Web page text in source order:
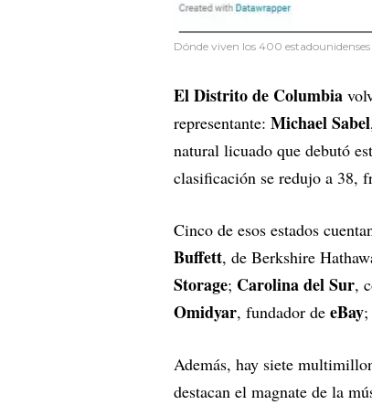
Dónde viven los 400 estadounidenses
El Distrito de Columbia
representante: Michael Sabel
natural licuado que debutó
clasificación se redujo a 38,
Cinco de esos estados
Buffett, de Berkshire
Storage; Carolina del Sur,
Omidyar, fundador de eBay;
Además, hay siete
destacan el magnate de la